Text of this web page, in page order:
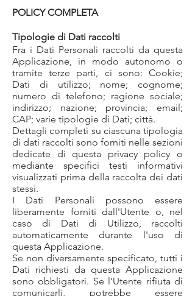
POLICY COMPLETA
Tipologie di Dati raccolti
Fra i Dati Personali raccolti da questa
Applicazione, in modo autonomo o
tramite terze parti, ci sono: Cookie;
Dati di utilizzo; nome; cognome;
numero di telefono; ragione sociale;
indirizzo; nazione; provincia; email;
CAP; varie tipologie di Dati; città.
Dettagli completi su ciascuna tipologia
di dati raccolti sono forniti nelle sezioni
dedicate di questa privacy policy o
mediante specifici testi informativi
visualizzati prima della raccolta dei dati
stessi.
I Dati Personali possono essere
liberamente forniti dall'Utente o, nel
caso di Dati di Utilizzo, raccolti
automaticamente durante l'uso di
questa Applicazione.
Se non diversamente specificato, tutti i
Dati richiesti da questa Applicazione
sono obbligatori. Se l’Utente rifiuta di
comunicarli, potrebbe essere